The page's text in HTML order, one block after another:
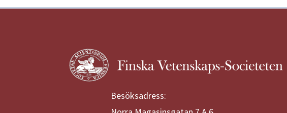
Besöksadress: